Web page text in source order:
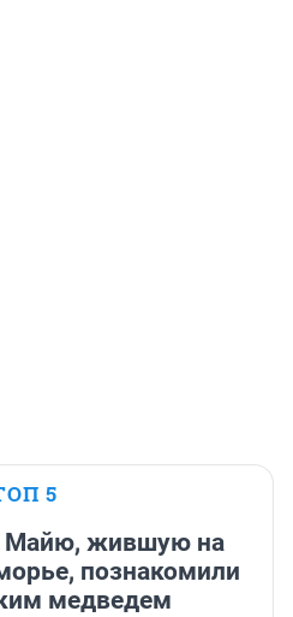
5
Майю, жившую на
познакомили
медведем